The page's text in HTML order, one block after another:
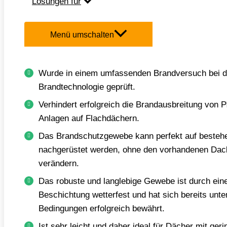
Menü umschalten
Brandschutzgewebe für
Wurde in einem umfassenden Brandversuch bei
Brandtechnologie geprüft.
Verhindert erfolgreich die Brandausbreitung von
Anlagen auf Flachdächern.
Das Brandschutzgewebe kann perfekt auf
nachgerüstet werden, ohne den vorhandenen
verändern.
Das robuste und langlebige Gewebe ist durch
Beschichtung wetterfest und hat sich bereits
Bedingungen erfolgreich bewährt.